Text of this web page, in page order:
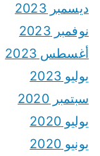
ديسمبر 2023
نوفمبر 2023
أغسطس 2023
يوليو 2023
سبتمبر 2020
يوليو 2020
يونيو 2020